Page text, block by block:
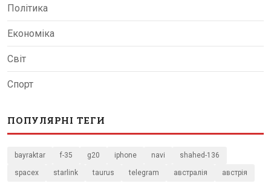
Політика
Економіка
Світ
Спорт
ПОПУЛЯРНІ ТЕГИ
bayraktar f-35 g20 iphone navi shahed-136
spacex starlink taurus telegram австралія австрія